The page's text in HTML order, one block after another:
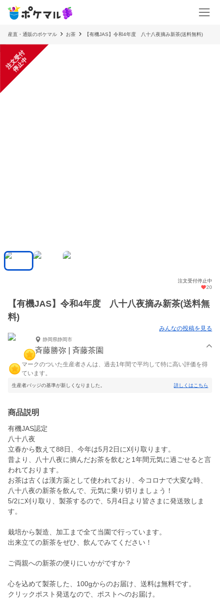
産直・通販のポケマル お茶 【有機JAS】令和4年度 八十八夜摘み新茶(送料無料)
注
文
受
付
停
止
中
注文受付停止中
20
【有機JAS】令和4年度 八十八夜摘み新茶(送料無
料)
みんなの投稿を見る
静岡県静岡市
斉藤勝弥 | 斉藤茶園
マークのついた生産者さんは、過去1年間で平均して特に高い評価を得
ています。
生産者バッジの基準が新しくなりました。 詳しくはこちら
商品説明
有機JAS認定
八十八夜
立春から数えて88日、今年は5月2日に刈り取ります。
昔より、八十八夜に摘んだお茶を飲むと1年間元気に過ごせると言
われております。
お茶は古くは漢方薬として使われており、今コロナで大変な時、
八十八夜の新茶を飲んで、元気に乗り切りましょう！
5/2に刈り取り、製茶するので、5月4日より皆さまに発送致しま
す。
栽培から製造、加工まで全て当園で行っています。
出来立ての新茶をぜひ、飲んでみてください！
ご両親への新茶の便りにいかがですか？
心を込めて製茶した、100gからのお届け、送料は無料です。
クリックポスト発送なので、ポストへのお届け。